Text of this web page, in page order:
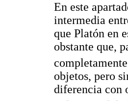
En este
intermedia
que Platón en
obstante que,
objetos, pero
diferencia con